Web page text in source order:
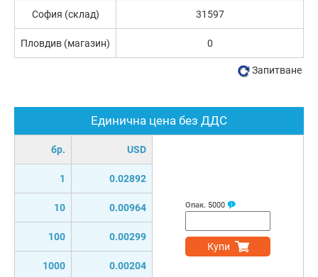
Единична цена без ДДС
бр. USD
1 0.02892
10 0.00964
100 0.00299
1000 0.00204
Опак. 5000
Купи
София (склад) 31597
Пловдив (магазин) 0
Запитване